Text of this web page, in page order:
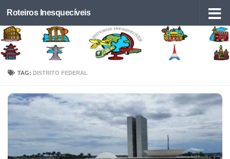
Skip to content
Roteiros Inesquecíveis
TAG: DISTRITO FEDERAL